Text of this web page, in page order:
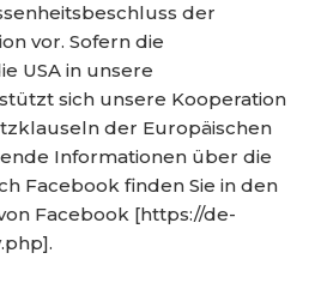
der
vor. Sofern die
USA in unsere
sich unsere Kooperation
der Europäischen
Informationen über die
Facebook finden Sie in den
Facebook [https://de-